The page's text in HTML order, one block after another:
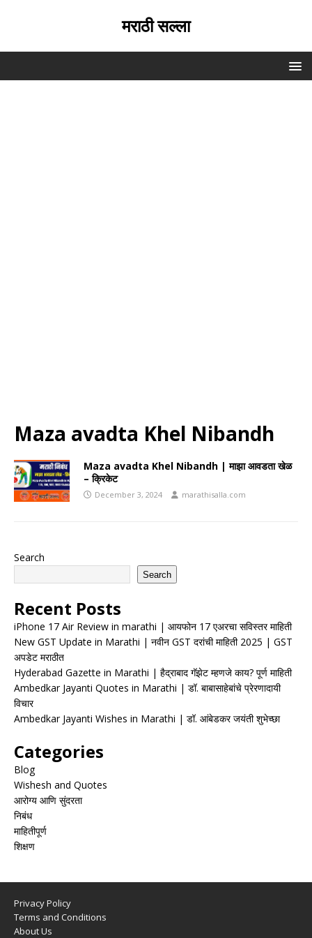
मराठी सल्ला
Maza avadta Khel Nibandh
Maza avadta Khel Nibandh | माझा आवडता खेळ
– क्रिकेट
December 3, 2024 marathisalla.com
Search
Search
Recent Posts
iPhone 17 Air Review in marathi | आयफोन 17 एअरचा सविस्तर माहिती
New GST Update in Marathi | नवीन GST दरांची माहिती 2025 | GST
अपडेट मराठीत
Hyderabad Gazette in Marathi | हैद्राबाद गॅझेट म्हणजे काय? पूर्ण माहिती
Ambedkar Jayanti Quotes in Marathi | डॉ. बाबासाहेबांचे प्रेरणादायी
विचार
Ambedkar Jayanti Wishes in Marathi | डॉ. आंबेडकर जयंती शुभेच्छा
Categories
Blog
Wishesh and Quotes
आरोग्य आणि सुंदरता
निबंध
माहितीपूर्ण
शिक्षण
Privacy Policy
Terms and Conditions
About Us